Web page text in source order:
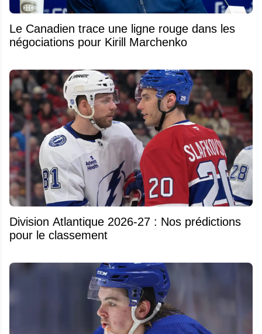
Le Canadien trace une ligne rouge dans les
négociations pour Kirill Marchenko
Division Atlantique 2026-27 : Nos prédictions
pour le classement